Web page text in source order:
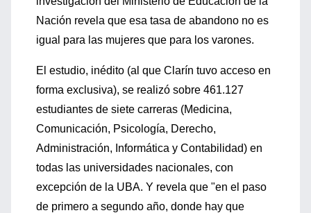
Nación revela que esa tasa de abandono no es
igual para las mujeres que para los varones.
El estudio, inédito (al que Clarín tuvo acceso en
forma exclusiva), se realizó sobre 461.127
estudiantes de siete carreras (Medicina,
Comunicación, Psicología, Derecho,
Administración, Informática y Contabilidad) en
todas las universidades nacionales, con
excepción de la UBA. Y revela que "en el paso
de primero a segundo año, donde hay que